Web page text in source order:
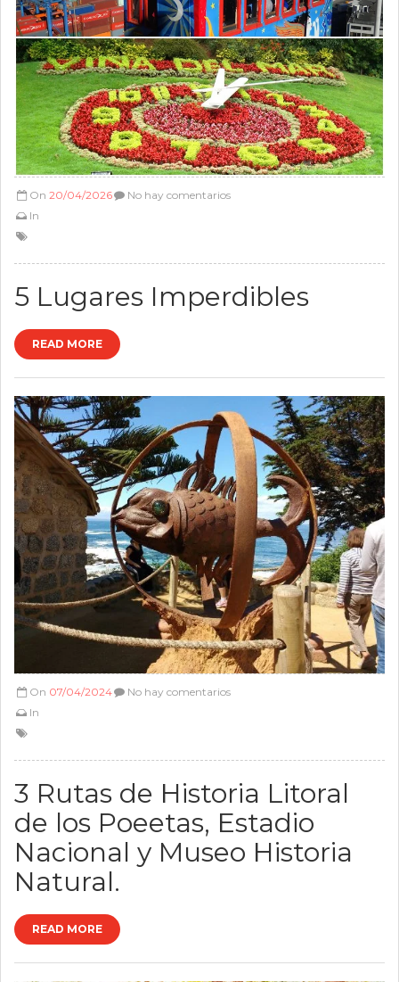
On 20/04/2026
In
No hay comentarios
5 Lugares Imperdibles
READ MORE
On 07/04/2024
In
No hay comentarios
3 Rutas de Historia Litoral
de los Poeetas, Estadio
Nacional y Museo Historia
Natural.
READ MORE